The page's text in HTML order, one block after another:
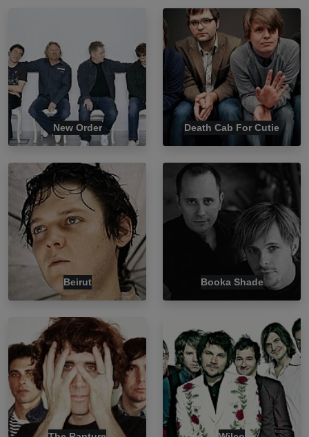
New Order Death Cab For Cutie
Beirut Booka Shade